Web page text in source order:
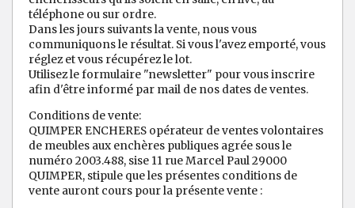
téléphone ou sur ordre.
Dans les jours suivants la vente, nous vous
communiquons le résultat. Si vous l'avez emporté, vous
réglez et vous récupérez le lot.
Utilisez le formulaire "newsletter" pour vous inscrire
afin d'être informé par mail de nos dates de ventes.
Conditions de vente:
QUIMPER ENCHERES opérateur de ventes volontaires
de meubles aux enchères publiques agrée sous le
numéro 2003.488, sise 11 rue Marcel Paul 29000
QUIMPER, stipule que les présentes conditions de
vente auront cours pour la présente vente :